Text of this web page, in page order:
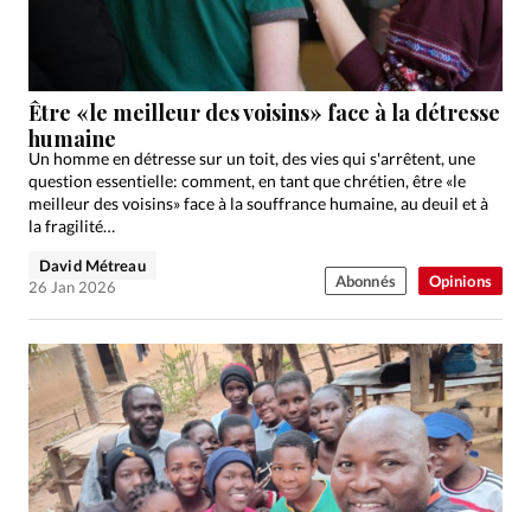
Opinions
Être «le meilleur des voisins» face à la détresse
humaine
Un homme en détresse sur un toit, des vies qui s'arrêtent, une
question essentielle: comment, en tant que chrétien, être «le
meilleur des voisins» face à la souffrance humaine, au deuil et à
la fragilité…
David Métreau
26 Jan 2026
Abonnés